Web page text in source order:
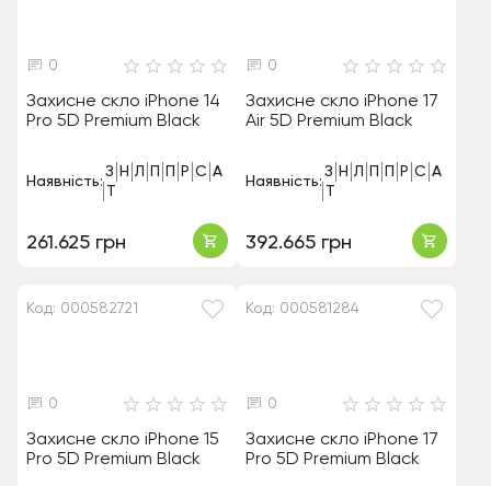
0
Захисне скло iPhone 14
Pro 5D Premium Black
Наявність:
З Н Л П П Р С А
Т
261.625 грн
0
Захисне скло iPhone 17
Air 5D Premium Black
Наявність:
З Н Л П П Р С А
Т
392.665 грн
Код: 000582721
0
Захисне скло iPhone 15
Pro 5D Premium Black
Код: 000581284
0
Захисне скло iPhone 17
Pro 5D Premium Black